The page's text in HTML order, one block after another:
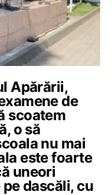
Apărării,
de
scoatem
o să
nu mai
este foarte
uneori
dascăli, cu